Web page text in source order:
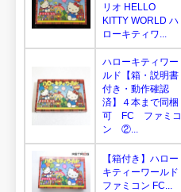
リオ HELLO
KITTY WORLD ハ
ローキティワ...
ハローキティワー
ルド【箱・説明書
付き・動作確認
済】４本まで同梱
可 FC ファミコ
ン ②...
【箱付き】ハロー
キティーワールド
ファミコン FC...